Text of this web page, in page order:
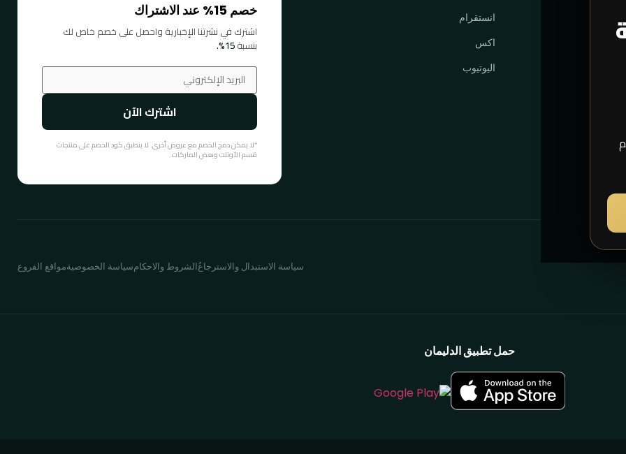
انستقرام
اكس
اليوتيوب
خصم 15% عند الاشتراك
اشترك في نشرتنا الإخبارية واحصل على خصم خاص لك
بنسبة15%.
اشترك الآن
*لا يمكن دمج الخصم مع عروض أخرى. لا ينطبق كود الخصم على منتجات
قسم الأوتلت وبعض الماركات.
سياسة الاستبدال والاسترجاعُالشروط والاحكامسياسة الخصوصيةمواقع الفروع
حمل تطبيق الدليمان